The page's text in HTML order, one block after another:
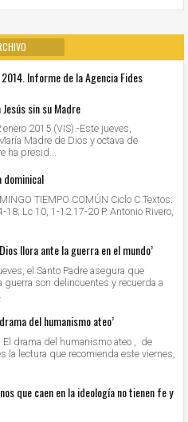
Informe de la Agencia Fides
sin su Madre
2015 (VIS).-Este jueves,
Madre de Dios y octava de
ha presid...
dominical
TIEMPO COMÚN Ciclo C Textos:
18; Lc 10, 1-12.17-20 P. Antonio Rivero,
llora ante la guerra en el mundo’
el Santo Padre asegura que
guerra son delincuentes y recuerda a
del humanismo ateo’
drama del humanismo ateo , de
la lectura que recomienda este viernes,
que caen en la ideología no tienen fe y